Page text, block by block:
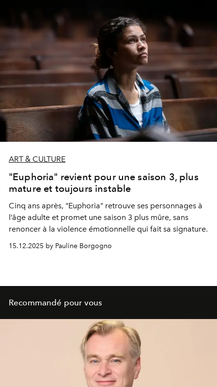
ART & CULTURE
"Euphoria" revient pour une saison 3, plus
mature et toujours instable
Cinq ans après, "Euphoria" retrouve ses personnages à
l’âge adulte et promet une saison 3 plus mûre, sans
renoncer à la violence émotionnelle qui fait sa signature.
15.12.2025 by Pauline Borgogno
Recommandé pour vous